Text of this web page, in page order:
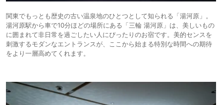
関東でもっとも歴史の古い温泉地のひとつとして知られる「湯河原」。
湯河原駅から車で10分ほどの場所にある「三輪 湯河原」は、美しいもの
に囲まれて非日常を過ごしたい人にぴったりのお宿です。美的センスを
刺激するモダンなエントランスが、ここから始まる特別な時間への期待
をより一層高めてくれます。